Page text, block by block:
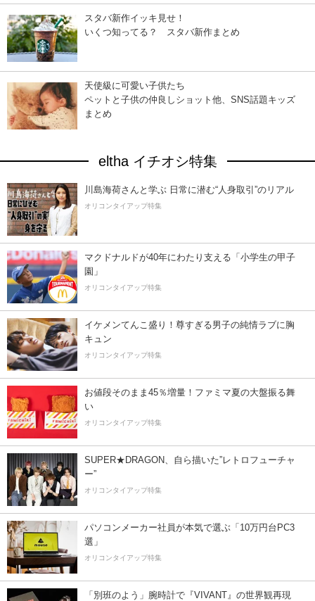
スタバ新作イッキ見せ！
いくつ知ってる？ スタバ新作まとめ
天使級に可愛い子供たち
ペットと子供の仲良しショット他、SNS話題キッズ
まとめ
eltha イチオシ特集
川島海荷さんと学ぶ 日常に潜む“人身取引”のリアル
オリコンタイアップ特集
マクドナルドが40年にわたり支える「小学生の甲子
園」
オリコンタイアップ特集
イケメンてんこ盛り！尊すぎる男子の純情ラブに胸
キュン
オリコンタイアップ特集
お値段そのまま45％増量！ファミマ夏の大盤振る舞
い
オリコンタイアップ特集
SUPER★DRAGON、自ら描いた”レトロフューチャ
ー”
オリコンタイアップ特集
パソコンメーカー社員が本気で選ぶ「10万円台PC3
選」
オリコンタイアップ特集
「別班のよう」腕時計で『VIVANT』の世界観再現